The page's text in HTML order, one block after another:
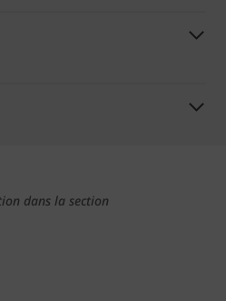
dans la section